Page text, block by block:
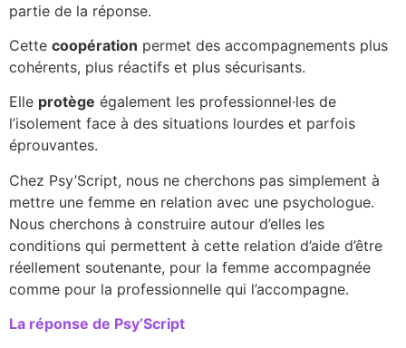
partie de la réponse.
Cette coopération permet des accompagnements plus
cohérents, plus réactifs et plus sécurisants.
Elle protège également les professionnel·les de
l’isolement face à des situations lourdes et parfois
éprouvantes.
Chez Psy’Script, nous ne cherchons pas simplement à
mettre une femme en relation avec une psychologue.
Nous cherchons à construire autour d’elles les
conditions qui permettent à cette relation d’aide d’être
réellement soutenante, pour la femme accompagnée
comme pour la professionnelle qui l’accompagne.
La réponse de Psy’Script